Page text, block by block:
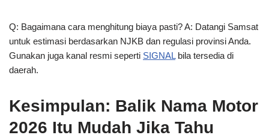
Q: Bagaimana cara menghitung biaya pasti? A: Datangi Samsat
untuk estimasi berdasarkan NJKB dan regulasi provinsi Anda.
Gunakan juga kanal resmi seperti SIGNALbila tersedia di
daerah.
Kesimpulan: Balik Nama Motor
2026 Itu Mudah Jika Tahu